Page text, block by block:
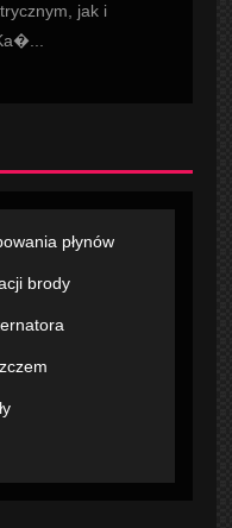
jak i
płynów
brody